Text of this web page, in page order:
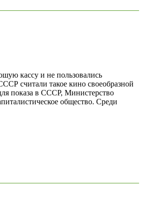
кассу и не пользовались
считали такое кино своеобразной
показа в СССР, Министерство
общество. Среди